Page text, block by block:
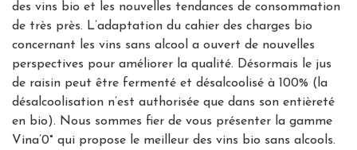
des vins bio et les nouvelles tendances de consommation
de très près. L’adaptation du cahier des charges bio
concernant les vins sans alcool a ouvert de nouvelles
perspectives pour améliorer la qualité. Désormais le jus
de raisin peut être fermenté et désalcoolisé à 100% (la
désalcoolisation n’est authorisée que dans son entièreté
en bio). Nous sommes fier de vous présenter la gamme
Vina’0° qui propose le meilleur des vins bio sans alcools.